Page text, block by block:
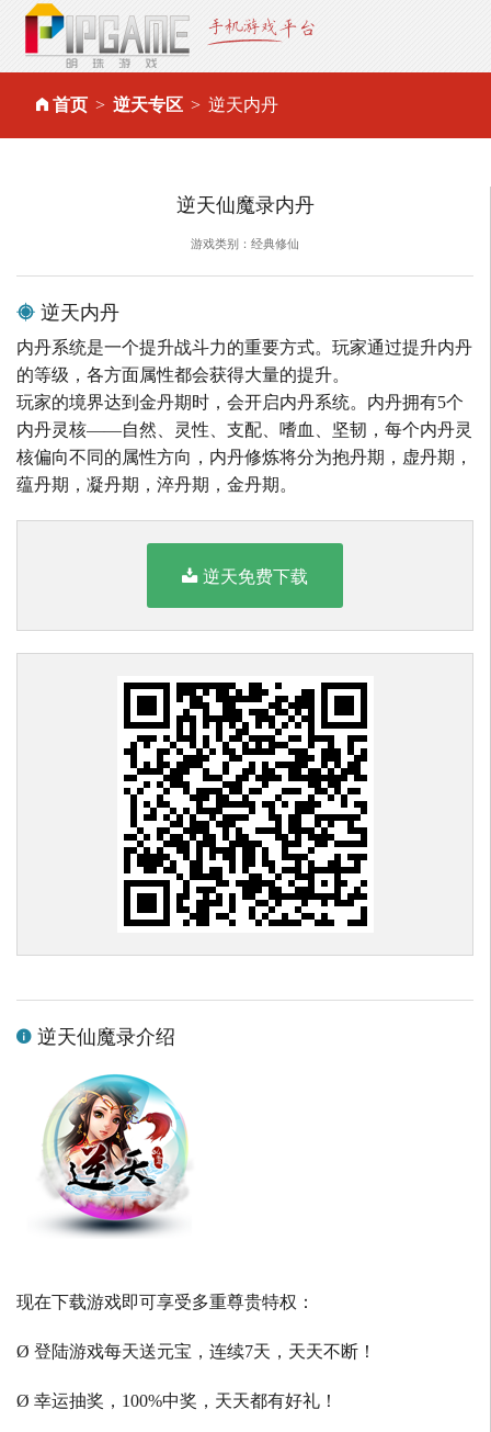
首页 逆天专区 逆天内丹
逆天仙魔录内丹
游戏类别：经典修仙
逆天内丹
内丹系统是一个提升战斗力的重要方式。玩家通过提升内丹
的等级，各方面属性都会获得大量的提升。
玩家的境界达到金丹期时，会开启内丹系统。内丹拥有5个
内丹灵核——自然、灵性、支配、嗜血、坚韧，每个内丹灵
核偏向不同的属性方向，内丹修炼将分为抱丹期，虚丹期，
蕴丹期，凝丹期，淬丹期，金丹期。
逆天免费下载
逆天仙魔录介绍
现在下载游戏即可享受多重尊贵特权：
Ø 登陆游戏每天送元宝，连续7天，天天不断！
Ø 幸运抽奖，100%中奖，天天都有好礼！